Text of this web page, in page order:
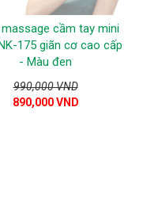
massage cầm tay mini
175 giãn cơ cao cấp
- Màu đen
990,000 VND
890,000 VND